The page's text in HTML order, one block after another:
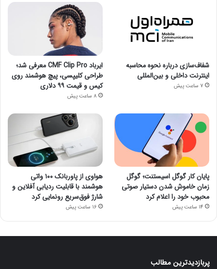
شفاف‌سازی درباره نحوه محاسبه
اینترنت داخلی و بین‌المللی
7 ساعت پیش
ایرباد CMF Clip Pro معرفی شد؛
طراحی کلیپسی، پیچ هوشمند روی
کیس و قیمت ۹۹ دلاری
8 ساعت پیش
پایان کار گوگل اسیستنت؛ گوگل
زمان خاموش شدن دستیار صوتی
محبوب خود را اعلام کرد
14 ساعت پیش
هواوی از پاوربانک ۱۰۰ واتی
هوشمند با قابلیت ردیابی آفلاین و
شارژ فوق‌سریع رونمایی کرد
16 ساعت پیش
پربازدیدترین مطالب